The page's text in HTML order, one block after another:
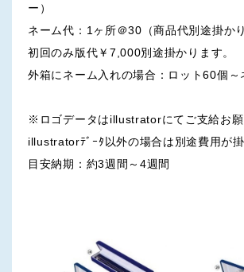
ー）
ネーム代：1ヶ所＠30（商品代別途掛か
初回のみ版代￥7,000別途掛かります。
外箱にネーム入れの場合：ロット60個
※ロゴデータはillustratorにてご支給お願
illustratorﾃﾞｰﾀ以外の場合は別途費用が掛
目安納期：約3週間～4週間